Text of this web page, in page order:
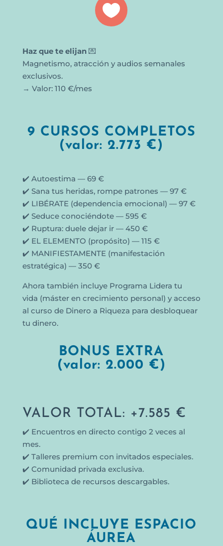

Haz que te elijan💌
Magnetismo, atracción y audios semanales
exclusivos.
→ Valor: 110 €/mes
9 CURSOS COMPLETOS
(valor: 2.773 €)
✔️ Autoestima — 69 €
✔️ Sana tus heridas, rompe patrones — 97 €
✔️ LIBÉRATE (dependencia emocional) — 97 €
✔️ Seduce conociéndote — 595 €
✔️ Ruptura: duele dejar ir — 450 €
✔️ EL ELEMENTO (propósito) — 115 €
✔️ MANIFIESTAMENTE (manifestación
estratégica) — 350 €
Ahora también incluye Programa Lidera tu
vida (máster en crecimiento personal) y acceso
al curso de Dinero a Riqueza para desbloquear
tu dinero.
BONUS EXTRA
(valor: 2.000 €)
VALOR TOTAL: +7.585 €
✔️ Encuentros en directo contigo 2 veces al
mes.
✔️ Talleres premium con invitados especiales.
✔️ Comunidad privada exclusiva.
✔️ Biblioteca de recursos descargables.
QUÉ INCLUYE ESPACIO
ÁUREA